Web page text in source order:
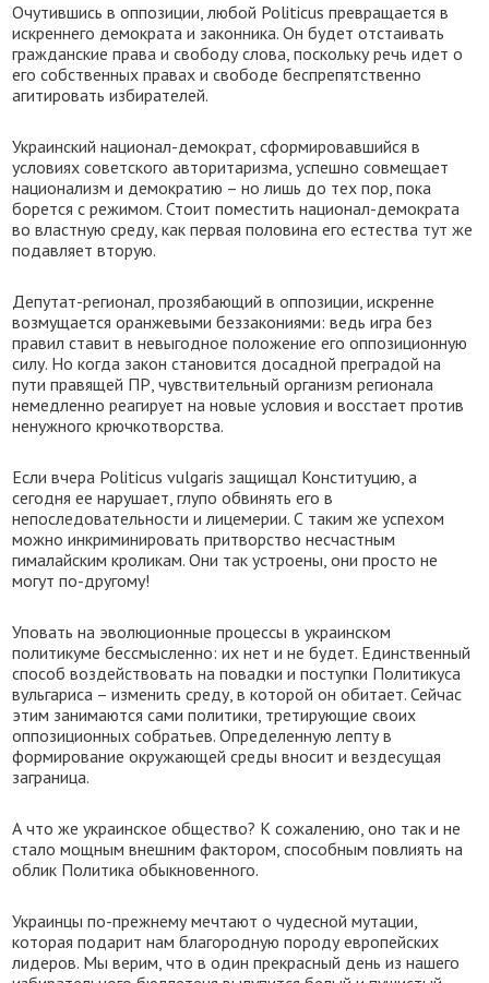
Очутившись в оппозиции, любой Politicus превращается в
искреннего демократа и законника. Он будет отстаивать
гражданские права и свободу слова, поскольку речь идет о
его собственных правах и свободе беспрепятственно
агитировать избирателей.
Украинский национал-демократ, сформировавшийся в
условиях советского авторитаризма, успешно совмещает
национализм и демократию – но лишь до тех пор, пока
борется с режимом. Стоит поместить национал-демократа
во властную среду, как первая половина его естества тут же
подавляет вторую.
Депутат-регионал, прозябающий в оппозиции, искренне
возмущается оранжевыми беззакониями: ведь игра без
правил ставит в невыгодное положение его оппозиционную
силу. Но когда закон становится досадной преградой на
пути правящей ПР, чувствительный организм регионала
немедленно реагирует на новые условия и восстает против
ненужного крючкотворства.
Если вчера Politicus vulgaris защищал Конституцию, а
сегодня ее нарушает, глупо обвинять его в
непоследовательности и лицемерии. С таким же успехом
можно инкриминировать притворство несчастным
гималайским кроликам. Они так устроены, они просто не
могут по-другому!
Уповать на эволюционные процессы в украинском
политикуме бессмысленно: их нет и не будет. Единственный
способ воздействовать на повадки и поступки Политикуса
вульгариса – изменить среду, в которой он обитает. Сейчас
этим занимаются сами политики, третирующие своих
оппозиционных собратьев. Определенную лепту в
формирование окружающей среды вносит и вездесущая
заграница.
А что же украинское общество? К сожалению, оно так и не
стало мощным внешним фактором, способным повлиять на
облик Политика обыкновенного.
Украинцы по-прежнему мечтают о чудесной мутации,
которая подарит нам благородную породу европейских
лидеров. Мы верим, что в один прекрасный день из нашего